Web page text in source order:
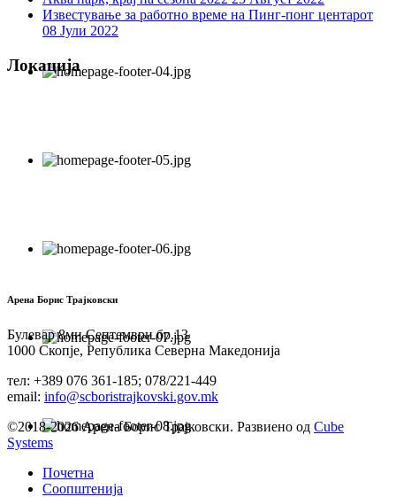
Известување за работно време на Пинг-понг центарот
08 Јули 2022
Локација
Арена Борис Трајковски
Булевар 8ми Септември бр.13
1000 Скопје, Република Северна Македонија
тел: +389 076 361-185; 078/221-449
email: info@scboristrajkovski.gov.mk
©2018-2026 Арена Борис Трајковски. Развиено од Cube
Systems
Почетна
Соопштенија